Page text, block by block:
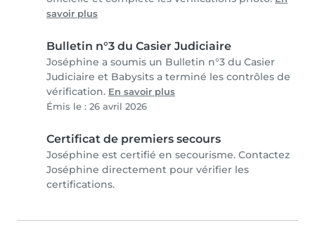
savoir plus
Bulletin n°3 du Casier Judiciaire
Joséphine a soumis un Bulletin n°3 du Casier
Judiciaire et Babysits a terminé les contrôles de
vérification. En savoir plus
Émis le : 26 avril 2026
Certificat de premiers secours
Joséphine est certifié en secourisme. Contactez
Joséphine directement pour vérifier les
certifications.